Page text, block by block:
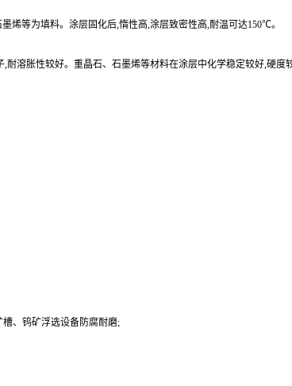
烯等为填料。涂层固化后,惰性高,涂层致密性高,耐温可达150℃。
溶胀性较好。重晶石、石墨烯等材料在涂层中化学稳定较好,硬度
、钨矿浮选设备防腐耐磨;